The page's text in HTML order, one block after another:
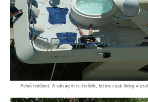
Felső fedélzet. A válság itt is érződik, biztos csak hideg